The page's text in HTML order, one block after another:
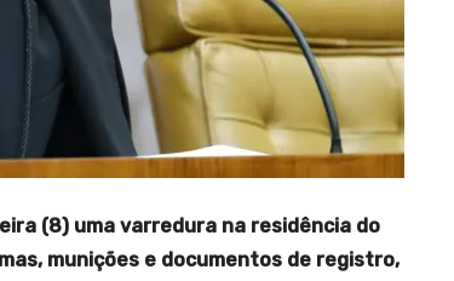
(8) uma varredura na residência do
munições e documentos de registro,